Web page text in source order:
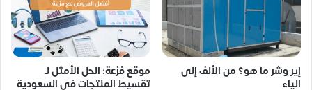
إير وشر ما هو؟ من الألف إلى
الياء
موقع فزعة: الحل الأمثل لـ
تقسيط المنتجات في السعودية